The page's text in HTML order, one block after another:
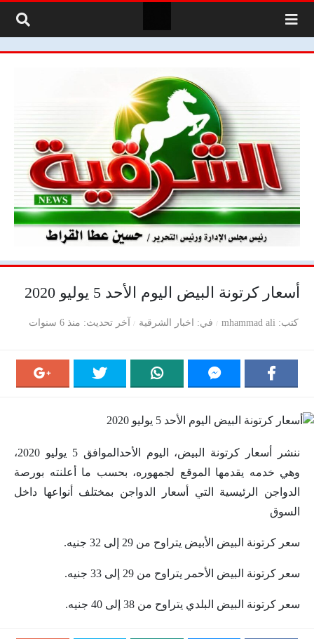
أسعار كرتونة البيض اليوم الأحد 5 يوليو 2020
كتب mhammad ali في اخبار الشرقية آخر تحديث منذ 6 سنوات
ننشر أسعار كرتونة البيض، اليوم الأحدالموافق 5 يوليو 2020،
وهي خدمه يقدمها الموقع لجمهوره، بحسب ما أعلنته بورصة
الدواجن الرئيسية التي أسعار الدواجن بمختلف أنواعها داخل
السوق
سعر كرتونة البيض الأبيض يتراوح من 29 إلى 32 جنيه.
سعر كرتونة البيض الأحمر يتراوح من 29 إلى 33 جنيه.
سعر كرتونة البيض البلدي يتراوح من 38 إلى 40 جنيه.